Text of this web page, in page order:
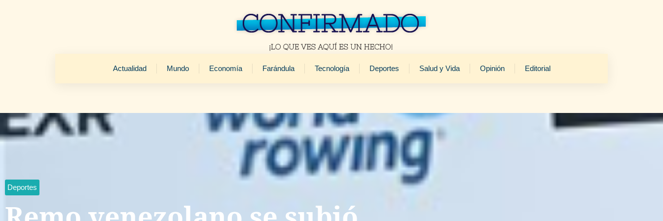
Actualidad Mundo Economía Farándula Tecnología Deportes Salud y Vida Opinión Editorial
Deportes